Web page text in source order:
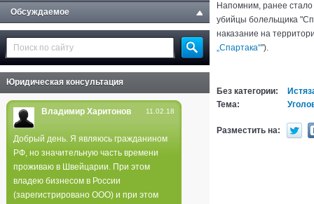
Полиция не нашла следов
поджога в лесах края
Обсуждаемое
Юридическая консультация
11.02.18
Владимир Харитонов
Добрый день. Я являюсь гражданином
РФ, но значительную часть времени
проживаю в Швейцарии. При этом
владею бизнесом в России
(зарегистрировано ООО) и при этом
Напомним, ранее
убийцы болельщика
наказание на
„Спартака“").
Без категории:
Тема:
Разместить на: